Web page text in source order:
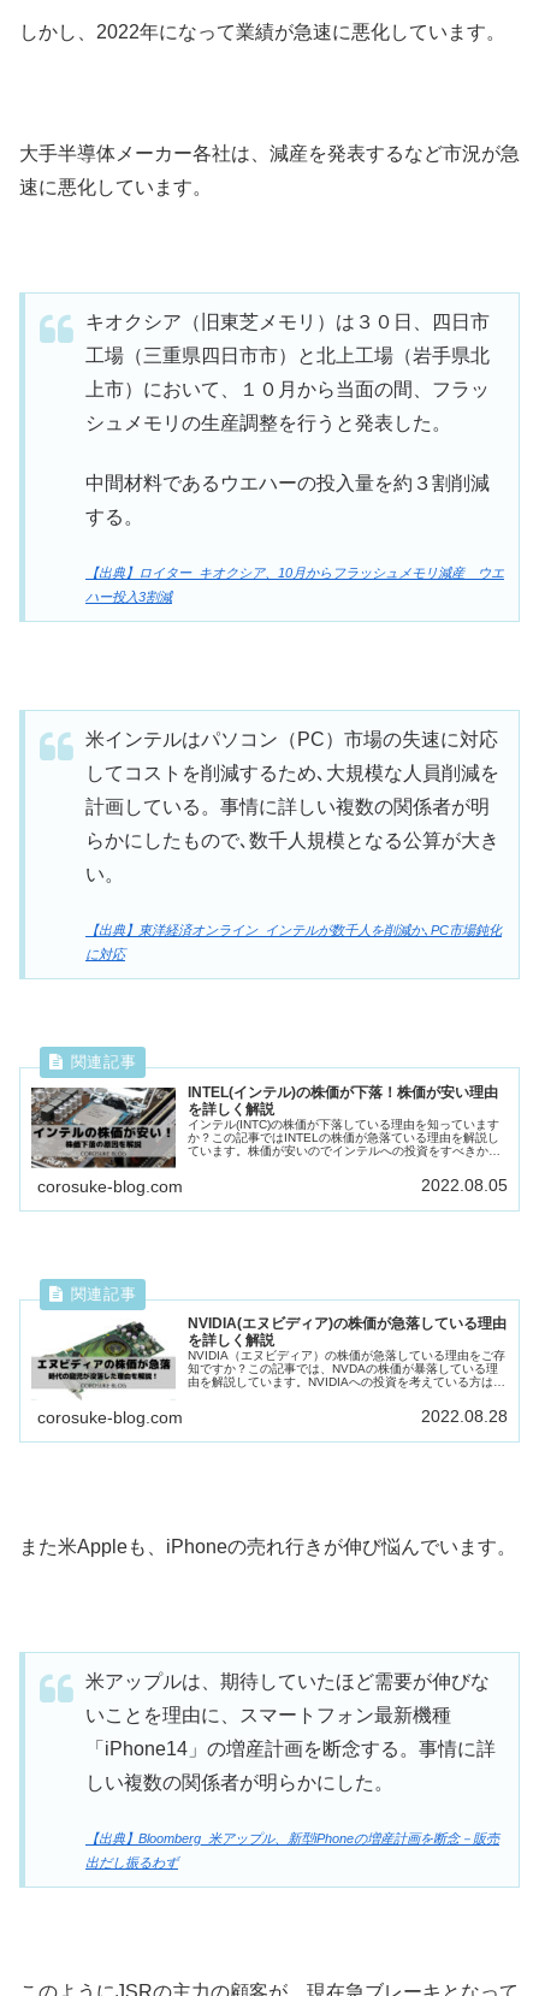
しかし、2022年になって業績が急速に悪化しています。
大手半導体メーカー各社は、減産を発表するなど市況が急
速に悪化しています。
キオクシア（旧東芝メモリ）は３０日、四日市
工場（三重県四日市市）と北上工場（岩手県北
上市）において、１０月から当面の間、フラッ
シュメモリの生産調整を行うと発表した。
中間材料であるウエハーの投入量を約３割削減
する。
【出典】ロイター_キオクシア、10月からフラッシュメモリ減産 ウエ
ハー投入3割減
米インテルはパソコン（PC）市場の失速に対応
してコストを削減するため､大規模な人員削減を
計画している。事情に詳しい複数の関係者が明
らかにしたもので､数千人規模となる公算が大き
い。
【出典】東洋経済オンライン_インテルが数千人を削減か､PC市場鈍化
に対応
INTEL(インテル)の株価が下落！株価が安い理由
を詳しく解説
インテル(INTC)の株価が下落している理由を知っています
か？この記事ではINTELの株価が急落ている理由を解説し
ています。株価が安いのでインテルへの投資をすべきか迷
corosuke-blog.com 2022.08.05
NVIDIA(エヌビディア)の株価が急落している理由
を詳しく解説
NVIDIA（エヌビディア）の株価が急落している理由をご存
知ですか？この記事では、NVDAの株価が暴落している理
由を解説しています。NVIDIAへの投資を考えている方はこ
corosuke-blog.com 2022.08.28
また米Appleも、iPhoneの売れ行きが伸び悩んでいます。
米アップルは、期待していたほど需要が伸びな
いことを理由に、スマートフォン最新機種
「iPhone14」の増産計画を断念する。事情に詳
しい複数の関係者が明らかにした。
【出典】Bloomberg_米アップル、新型iPhoneの増産計画を断念－販売
出だし振るわず
このようにJSRの主力の顧客が、現在急ブレーキとなって